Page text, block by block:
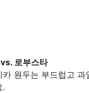
로부스타
카 원두는 부드럽고 과
.